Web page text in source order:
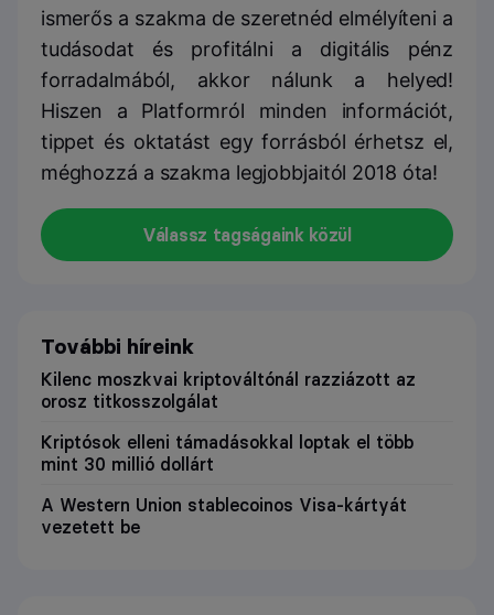
ismerős a szakma de szeretnéd elmélyíteni a
tudásodat és profitálni a digitális pénz
forradalmából, akkor nálunk a helyed!
Hiszen a Platformról minden információt,
tippet és oktatást egy forrásból érhetsz el,
méghozzá a szakma legjobbjaitól 2018 óta!
Válassz tagságaink közül
További híreink
Kilenc moszkvai kriptováltónál razziázott az
orosz titkosszolgálat
Kriptósok elleni támadásokkal loptak el több
mint 30 millió dollárt
A Western Union stablecoinos Visa-kártyát
vezetett be